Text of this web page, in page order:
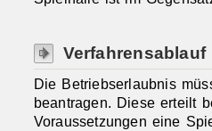
Verfahrensablauf
Die Betriebserlaubnis
beantragen. Diese erteilt
Voraussetzungen eine